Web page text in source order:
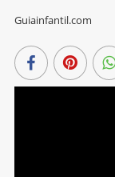
Guiainfantil.com